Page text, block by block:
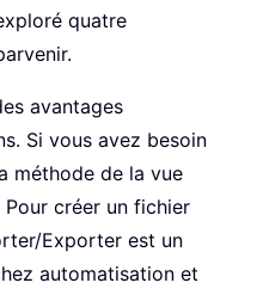
quatre
avantages
Si vous avez besoin
méthode de la vue
créer un fichier
Exporter est un
automatisation et